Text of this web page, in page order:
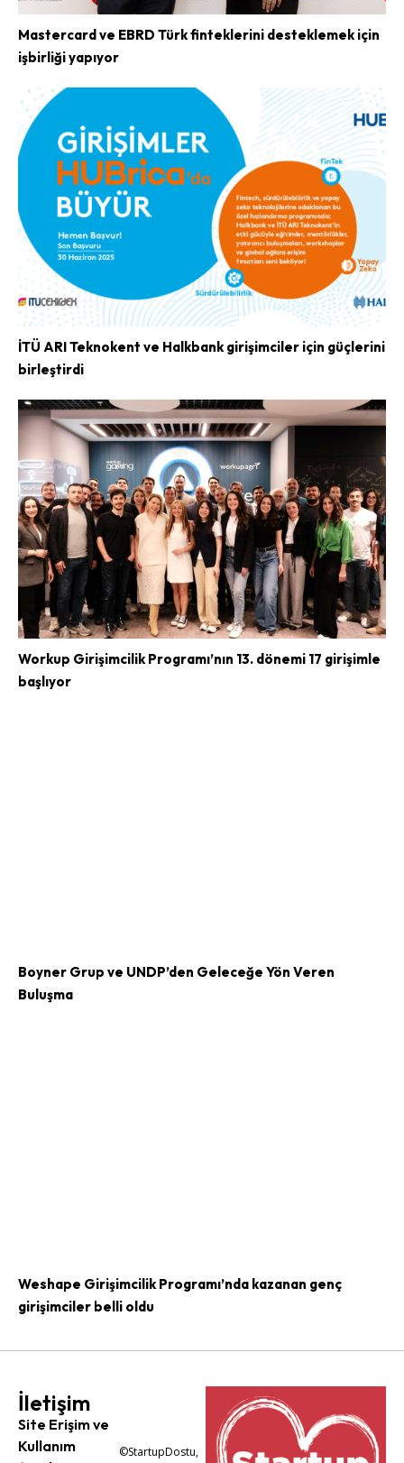
Mastercard ve EBRD Türk finteklerini desteklemek için
işbirliği yapıyor
İTÜ ARI Teknokent ve Halkbank girişimciler için güçlerini
birleştirdi
Workup Girişimcilik Programı’nın 13. dönemi 17 girişimle
başlıyor
Boyner Grup ve UNDP’den Geleceğe Yön Veren
Buluşma
Weshape Girişimcilik Programı’nda kazanan genç
girişimciler belli oldu
İletişim
Site Erişim ve
Kullanım
©StartupDostu,